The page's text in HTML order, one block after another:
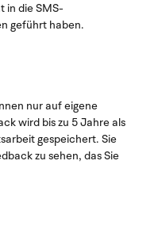
in die SMS-
geführt haben.
nur auf eigene
wird bis zu 5 Jahre als
gespeichert. Sie
zu sehen, das Sie